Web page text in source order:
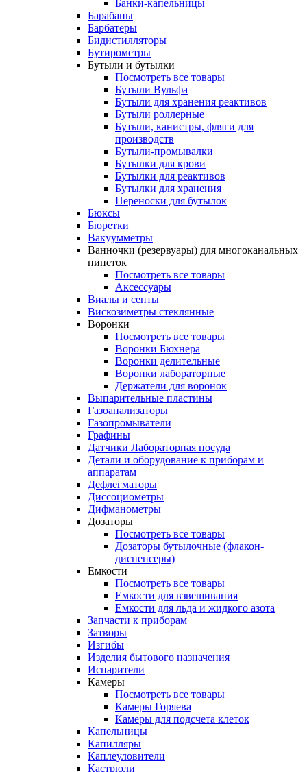
Банки-капельницы
Барабаны
Барбатеры
Бидистилляторы
Бутирометры
Бутыли и бутылки
Посмотреть все товары
Бутыли Вульфа
Бутыли для хранения реактивов
Бутыли роллерные
Бутыли, канистры, фляги для
производств
Бутыли-промывалки
Бутылки для крови
Бутылки для реактивов
Бутылки для хранения
Переноски для бутылок
Бюксы
Бюретки
Вакуумметры
Ванночки (резервуары) для многоканальных
пипеток
Посмотреть все товары
Аксессуары
Виалы и септы
Вискозиметры стеклянные
Воронки
Посмотреть все товары
Воронки Бюхнера
Воронки делительные
Воронки лабораторные
Держатели для воронок
Выпарительные пластины
Газоанализаторы
Газопромыватели
Графины
Датчики Лабораторная посуда
Детали и оборудование к приборам и
аппаратам
Дефлегматоры
Диссоциометры
Дифманометры
Дозаторы
Посмотреть все товары
Дозаторы бутылочные (флакон-
диспенсеры)
Емкости
Посмотреть все товары
Емкости для взвешивания
Емкости для льда и жидкого азота
Запчасти к приборам
Затворы
Изгибы
Изделия бытового назначения
Испарители
Камеры
Посмотреть все товары
Камеры Горяева
Камеры для подсчета клеток
Капельницы
Капилляры
Каплеуловители
Кастрюли